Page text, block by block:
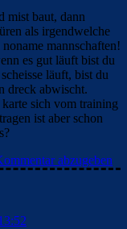
mist baut, dann
als irgendwelche
mannschaften!
es gut läuft bist du
läuft, bist du
dreck abwischt.
sich vom training
ist aber schon
abzugeben